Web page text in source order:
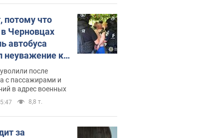
что
Черновцах
автобуса
неуважение к
военным и
за это.
после
с пассажирами и
в адрес военных
8,8 т.
за